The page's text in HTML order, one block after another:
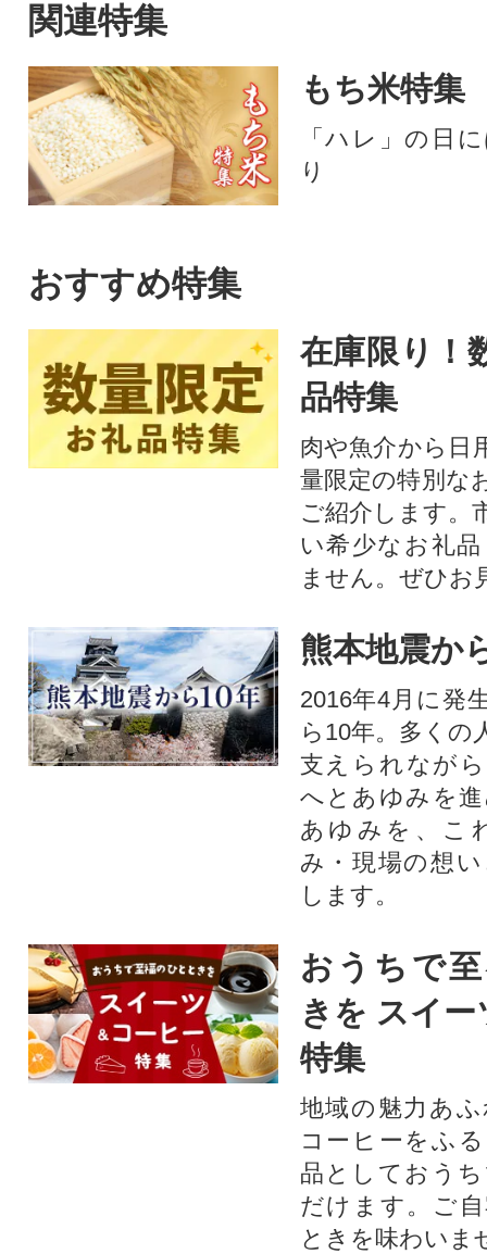
米の風味豊かな味
関連特集
もち米特集
「ハレ」の日
り
おすすめ特集
在庫限り！
品特集
肉や魚介から日
量限定の特別な
ご紹介します。
い希少なお礼
ません。ぜひお
熊本地震か
2016年4月に発
ら10年。多くの
支えられなが
へとあゆみを
あゆみを、こ
み・現場の想
します。
おうちで
きを スイ
特集
地域の魅力あ
コーヒーをふ
品としておう
だけます。ご
ときを味わいま